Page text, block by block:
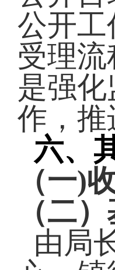
公开
受理
是强
作，
六、
（一)
（二
由局